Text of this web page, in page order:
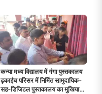
कन्या मध्य विद्यालय में गंगा पुस्तकालय
ढ़काईच परिसर में निर्मित सामुदायिक-
सह-डिजिटल पुस्तकालय का मुखिया,